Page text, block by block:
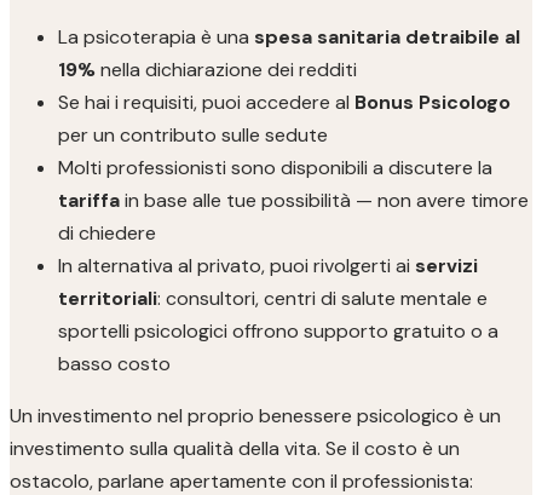
La psicoterapia è una spesa sanitaria detraibile al
19%nella dichiarazione dei redditi
Se hai i requisiti, puoi accedere al Bonus Psicologo
per un contributo sulle sedute
Molti professionisti sono disponibili a discutere la
tariffain base alle tue possibilità — non avere timore
di chiedere
In alternativa al privato, puoi rivolgerti ai servizi
territoriali: consultori, centri di salute mentale e
sportelli psicologici offrono supporto gratuito o a
basso costo
Un investimento nel proprio benessere psicologico è un
investimento sulla qualità della vita. Se il costo è un
ostacolo, parlane apertamente con il professionista: